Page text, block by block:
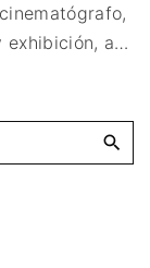
BAJOS
exhibición, a…